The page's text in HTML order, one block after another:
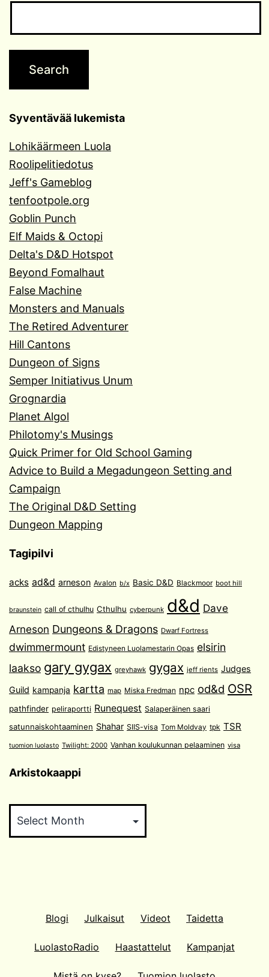
Syventävää lukemista
Lohikäärmeen Luola
Roolipelitiedotus
Jeff's Gameblog
tenfootpole.org
Goblin Punch
Elf Maids & Octopi
Delta's D&D Hotspot
Beyond Fomalhaut
False Machine
Monsters and Manuals
The Retired Adventurer
Hill Cantons
Dungeon of Signs
Semper Initiativus Unum
Grognardia
Planet Algol
Philotomy's Musings
Quick Primer for Old School Gaming
Advice to Build a Megadungeon Setting and
Campaign
The Original D&D Setting
Dungeon Mapping
Tagipilvi
acks ad&d arneson Avalon b/x Basic D&D Blackmoor boot hill
braunstein call of cthulhu Cthulhu cyberpunk d&d Dave
Arneson Dungeons & Dragons Dwarf Fortress
dwimmermount Edistyneen Luolamestarin Opas elsirin
laakso gary gygax greyhawk gygax jeff rients Judges
Guild kampanja kartta map Miska Fredman npc od&d OSR
pathfinder peliraportti Runequest Salaperäinen saari
satunnaiskohtaaminen Shahar SIIS-visa Tom Moldvay tpk TSR
tuomion luolasto Twilight: 2000 Vanhan koulukunnan pelaaminen visa
Arkistokaappi
Blogi Julkaisut Videot Taidetta
LuolastoRadio Haastattelut Kampanjat